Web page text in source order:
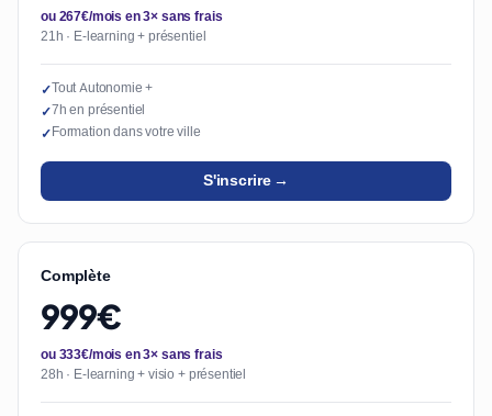
ou 267€/mois en 3× sans frais
21h · E-learning + présentiel
✓Tout Autonomie +
✓7h en présentiel
✓Formation dans votre ville
S'inscrire →
Complète
999€
ou 333€/mois en 3× sans frais
28h · E-learning + visio + présentiel